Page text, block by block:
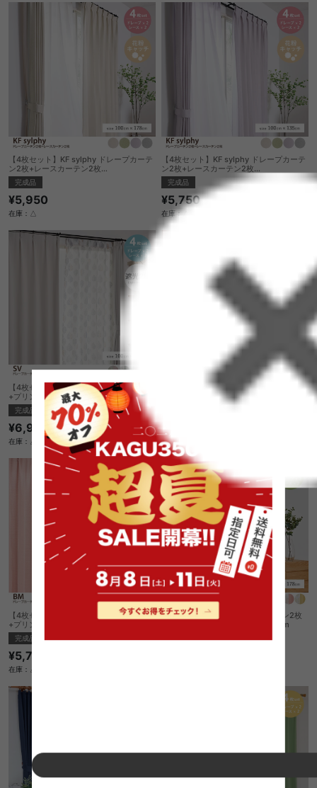
【4枚セット】KF sylphy ドレープカーテ
ン2枚+レースカーテン2枚
100cm×178cm
完成品
¥5,950
在庫：△
【4枚セット】KF sylphy ドレープカーテ
ン2枚+レースカーテン2枚
100cm×135cm
完成品
¥5,750
在庫：△
【4枚セット】SV ドレープカーテン2枚
+プリントレース2枚 100cm×178cm
完成品
¥6,970
在庫：△
【4枚セット】BM ドレープカーテン2枚
+プリントレース2枚 100cm×200cm
¥6,460
在庫：△
【4枚セット】BM ドレープカーテン2枚
+プリントレース2枚 100cm×135cm
完成品
¥5,750
在庫：△
【4枚セット】BM ドレープカーテン2枚
+プリントレース2枚 100cm×178cm